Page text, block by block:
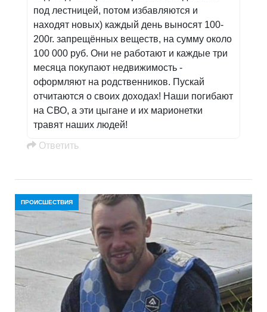
под лестницей, потом избавляются и
находят новых) каждый день выносят 100-
200г. запрещённых веществ, на сумму около
100 000 руб. Они не работают и каждые три
месяца покупают недвижимость -
оформляют на родственников. Пускай
отчитаются о своих доходах! Наши погибают
на СВО, а эти цыгане и их марионетки
травят наших людей!
Oтветить
ПРОИСШЕСТВИЯ